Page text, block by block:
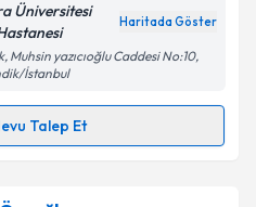
ilişkin
kişisel verilerimin belirtilen
kabul ediyorum.
Üniversitesi
Haritada Göster
Muhsin yazıcıoğlu Caddesi No:10,
İstanbul
Talep Et